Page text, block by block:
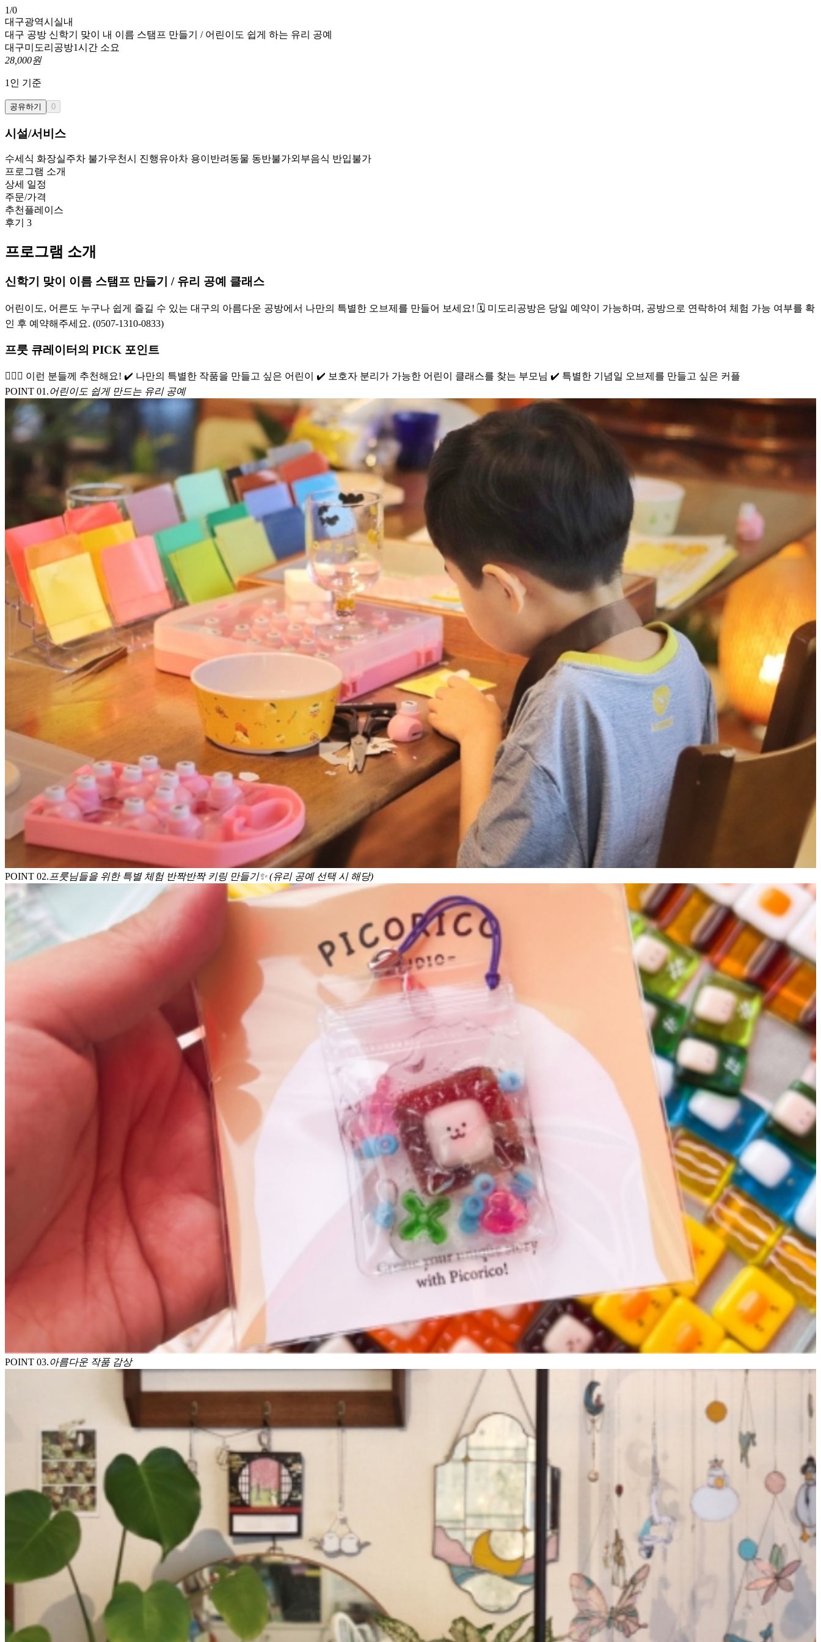
1/0
대구광역시 실내
대구 공방 신학기 맞이 내 이름 스탬프 만들기 / 어린이도 쉽게 하는 유리 공예
대구미도리공방1시간 소요
28,000원
1 인 기준
공유하기 0
시설/서비스
수세식 화장실주차 불가우천시 진행유아차 용이 반려동물 동반불가외부음식 반입불가
프로그램 소개
상세 일정
주문/가격
추천플레이스
후기 3
프로그램 소개
신학기 맞이 이름 스탬프 만들기 / 유리 공예 클래스
어린이도, 어른도 누구나 쉽게 즐길 수 있는 대구의 아름다운 공방에서 나만의 특별한 오브제를 만들어 보세요! 🗓️ 미도리공방은 당일 예약이 가능하며, 공방으로 연락하여 체험 가능 여부를 확
인 후 예약해주세요. (0507-1310-0833)
프룻 큐레이터의 PICK 포인트
🙋🏻‍♀️ 이런 분들께 추천해요! ✔️ 나만의 특별한 작품을 만들고 싶은 어린이 ✔️ 보호자 분리가 가능한 어린이 클래스를 찾는 부모님 ✔️ 특별한 기념일 오브제를 만들고 싶은 커플
POINT 01.어린이도 쉽게 만드는 유리 공예
POINT 02.프룻님들을 위한 특별 체험 반짝반짝 키링 만들기✨ (유리 공예 선택 시 해당)
POINT 03.아름다운 작품 감상